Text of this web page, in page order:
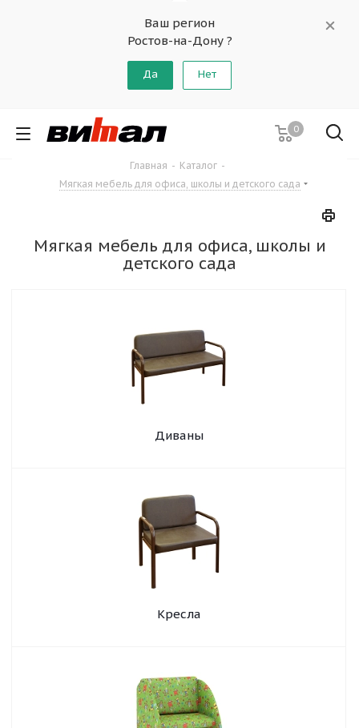
Ваш регион
Ростов-на-Дону ?
Да Нет
0
Главная - Каталог -
Мягкая мебель для офиса, школы и детского сада
Мягкая мебель для офиса, школы и
детского сада
Диваны
Кресла